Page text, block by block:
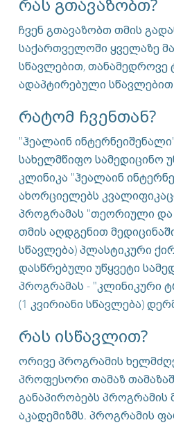
ᲢᲠᲔᲜᲘᲜᲒᲘ
ᲡᲐᲔᲠᲗᲐᲨᲝᲠᲘᲡᲝ
რას გთავაზობთ?
ჩვენ გთავაზობთ თმის
საქართველოში ყველაზე
სწავლებით, თანამედროვე
ადაპტირებული
რატომ ჩვენთან?
"ჰეალაინ
სახელმწიფო სამედიცინო
კლინიკა "ჰეალაინ
ახორციელებს
პროგრამას "თეორიული და
თმის აღდგენით
სწავლება) პლასტიკური
დასწრებული უწყვეტი
პროგრამას - "კლინიკური
(1 კვირიანი სწავლება)
რას ისწავლით?
ორივე პროგრამის
პროფესორი თამაზ
განაპირობებს
აკადემიზმს. პროგრამის